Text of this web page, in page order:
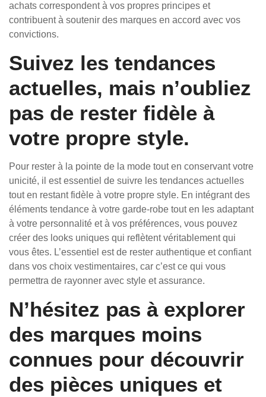
achats correspondent à vos propres principes et
contribuent à soutenir des marques en accord avec vos
convictions.
Suivez les tendances
actuelles, mais n’oubliez
pas de rester fidèle à
votre propre style.
Pour rester à la pointe de la mode tout en conservant votre
unicité, il est essentiel de suivre les tendances actuelles
tout en restant fidèle à votre propre style. En intégrant des
éléments tendance à votre garde-robe tout en les adaptant
à votre personnalité et à vos préférences, vous pouvez
créer des looks uniques qui reflètent véritablement qui
vous êtes. L’essentiel est de rester authentique et confiant
dans vos choix vestimentaires, car c’est ce qui vous
permettra de rayonner avec style et assurance.
N’hésitez pas à explorer
des marques moins
connues pour découvrir
des pièces uniques et